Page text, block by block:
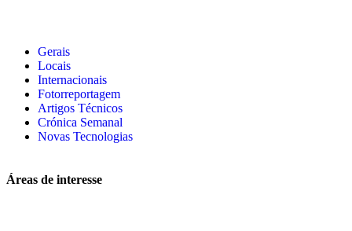
Gerais
Locais
Internacionais
Fotorreportagem
Artigos Técnicos
Crónica Semanal
Novas Tecnologias
Áreas de interesse